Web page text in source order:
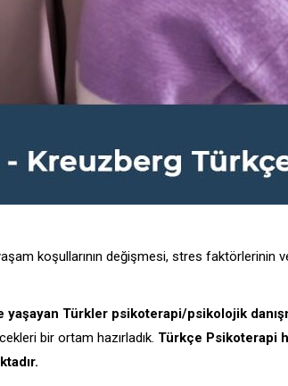
koşullarının değişmesi, stres faktörlerinin
yaşayan Türkler psikoterapi/psikolojik
bir ortam hazırladık. Türkçe Psikoterapi